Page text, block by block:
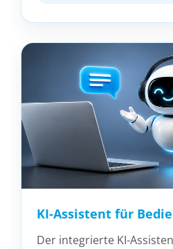
KI-Assistent für
Der integrierte KI-